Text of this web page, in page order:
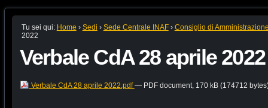
Tu sei qui: Home › Sedi › Sede Centrale INAF › Consiglio di
2022
Verbale CdA 28 aprile 2022
Verbale CdA 28 aprile 2022.pdf— PDF document, 170 kB (174712